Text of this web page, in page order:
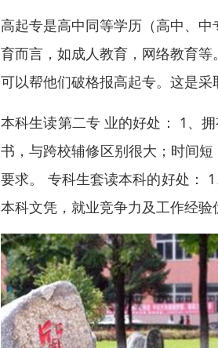
高起专是高中同等学历（高中、
育而言，如成人教育，网络教育
可以帮他们破格报高起专。这是采
本科生读第二专 业的好处： 1、
书，与跨校辅修区别很大；时间
要求。 专科生套读本科的好处：
本科文凭，就业竞争力及工作经验